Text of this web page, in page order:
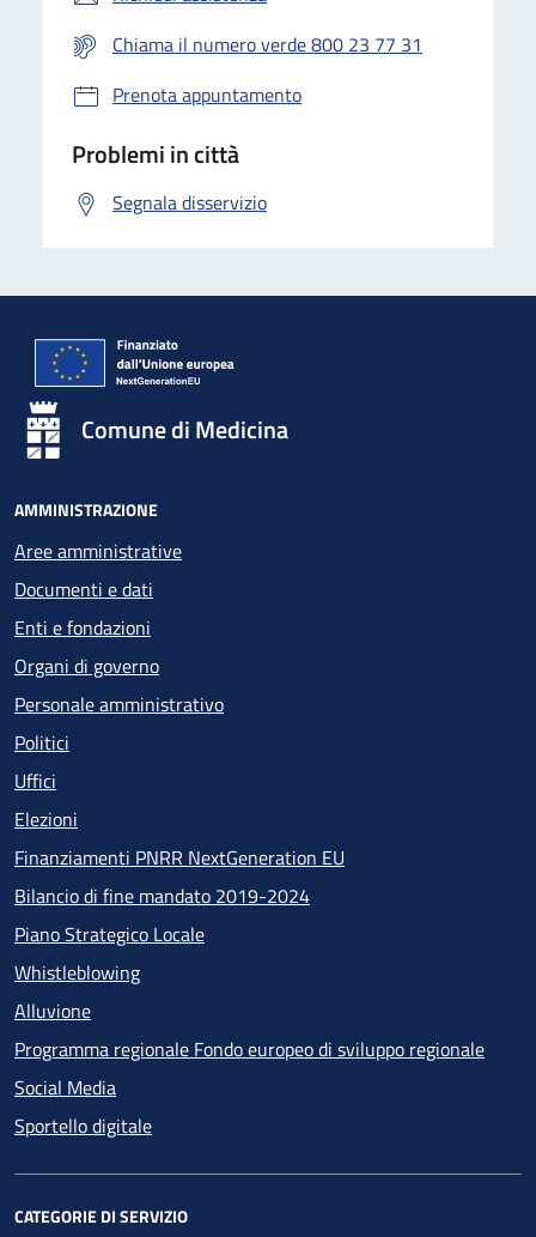
Chiama il numero verde 800 23 77 31
Prenota appuntamento
Problemi in città
Segnala disservizio
Comune di Medicina
AMMINISTRAZIONE
Aree amministrative
Documenti e dati
Enti e fondazioni
Organi di governo
Personale amministrativo
Politici
Uffici
Elezioni
Finanziamenti PNRR NextGeneration EU
Bilancio di fine mandato 2019-2024
Piano Strategico Locale
Whistleblowing
Alluvione
Programma regionale Fondo europeo di sviluppo regionale
Social Media
Sportello digitale
CATEGORIE DI SERVIZIO